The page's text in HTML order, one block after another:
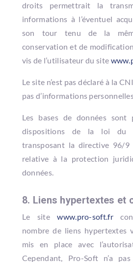
droits permettrait la
informations à l’éventuel
son tour tenu de la
conservation et de
vis de l’utilisateur du site
Le site n’est pas déclaré à la
pas d’informations
Les bases de données sont
dispositions de la loi du
transposant la directive 96/
relative à la protection
données.
8. Liens hypertextes et
Le sitewww.pro-soft.fr
nombre de liens hypertextes
mis en place avec
Cependant, Pro-Soft n’a